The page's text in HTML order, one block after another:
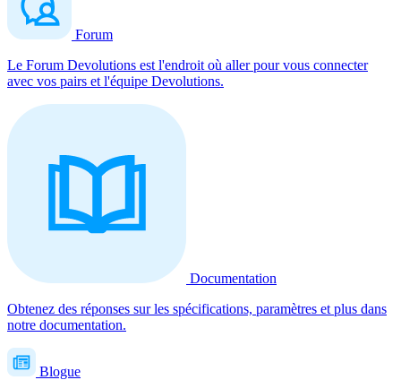
Forum
Le Forum Devolutions est l'endroit où aller pour vous connecter
avec vos pairs et l'équipe Devolutions.
Documentation
Obtenez des réponses sur les spécifications, paramètres et plus dans
notre documentation.
Blogue